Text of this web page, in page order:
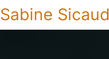
Sabine Sicaud